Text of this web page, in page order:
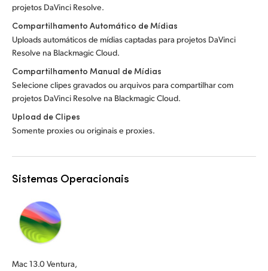
projetos DaVinci Resolve.
Compartilhamento Automático de Mídias
Uploads automáticos de mídias captadas para projetos DaVinci
Resolve na Blackmagic Cloud.
Compartilhamento Manual de Mídias
Selecione clipes gravados ou arquivos para compartilhar com
projetos DaVinci Resolve na Blackmagic Cloud.
Upload de Clipes
Somente proxies ou originais e proxies.
Sistemas Operacionais
Mac 13.0 Ventura,